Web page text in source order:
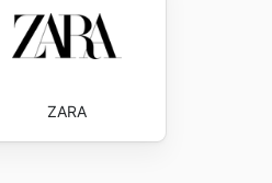
ZARA